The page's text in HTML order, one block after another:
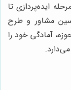
ایده‌پردازی تا
مشاور و طرح
آمادگی خود را